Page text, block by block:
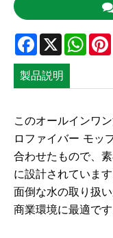
Facebook
X
製品説明
このオールインワ
ロファイバー モッ
合わせたもので、
に設計されていま
面倒な水の取り扱
商業環境に最適です